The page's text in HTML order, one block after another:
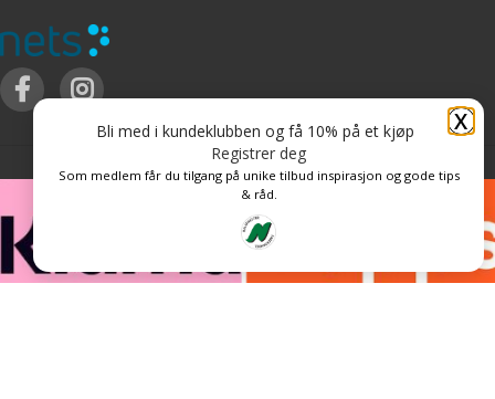
X
Bli med i kundeklubben og få 10% på et kjøp
Registrer deg
Som medlem får du tilgang på unike tilbud inspirasjon og gode tips
& råd.